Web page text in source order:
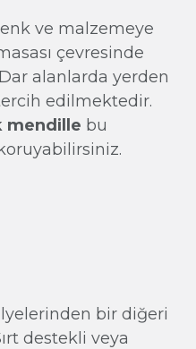
ve malzemeye
çevresinde
alanlarda yerden
edilmektedir.
mendille bu
bir diğeri
destekli veya